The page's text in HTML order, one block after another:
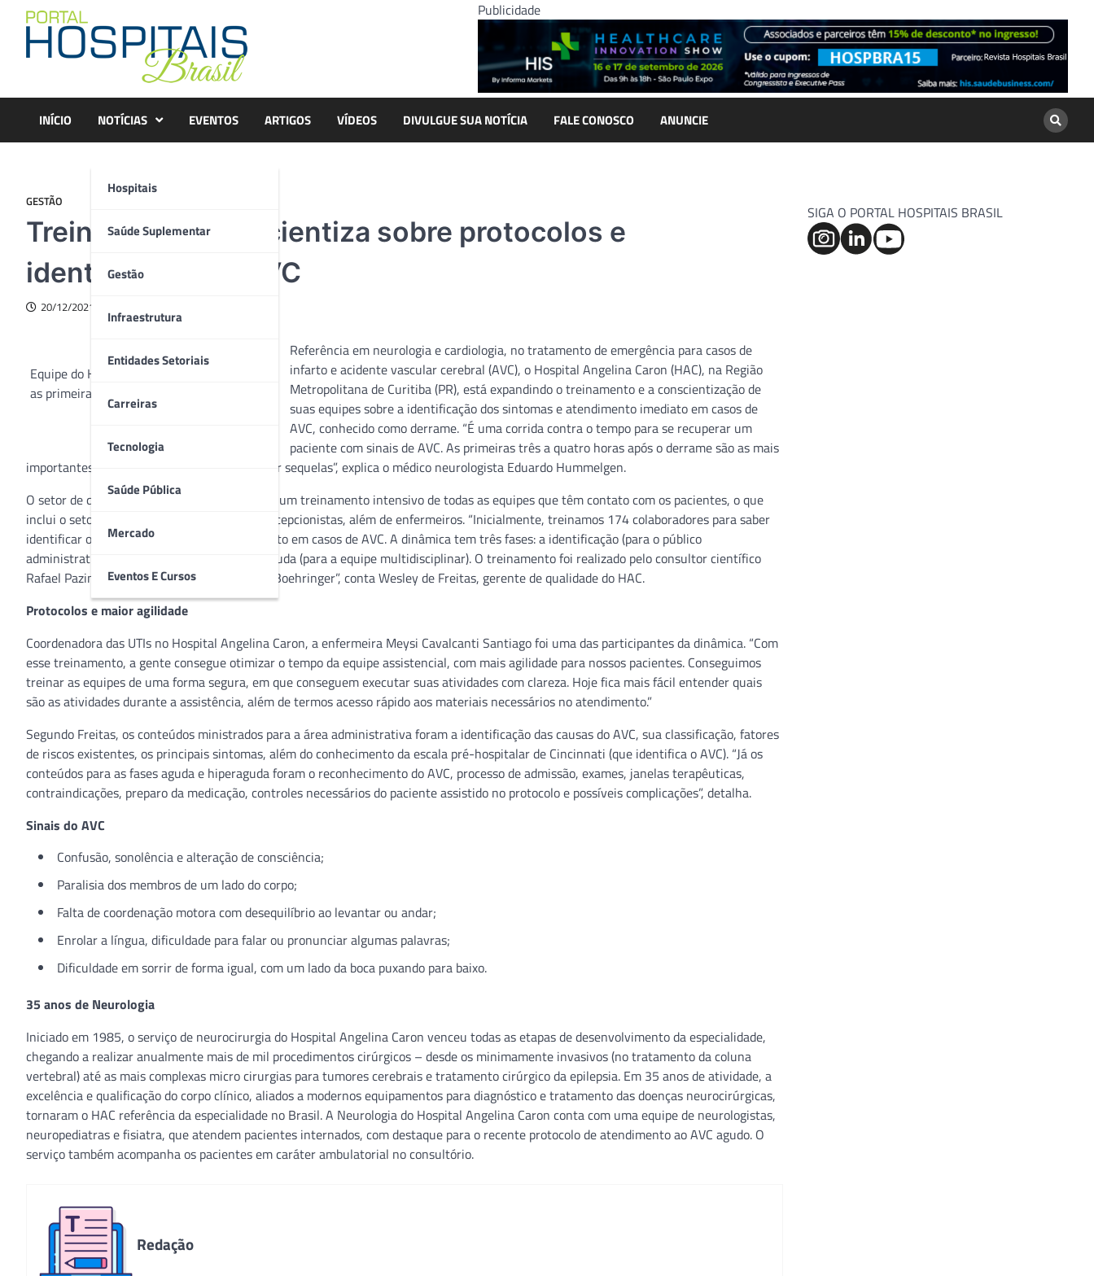
content
Publicidade
INÍCIO NOTÍCIAS
Hospitais
Saúde Suplementar
Gestão
Infraestrutura
Entidades Setoriais
Carreiras
Tecnologia
Saúde Pública
Mercado
Eventos E Cursos
EVENTOS ARTIGOS VÍDEOS DIVULGUE SUA NOTÍCIA FALE CONOSCO ANUNCIE
GESTÃO
Treinamento conscientiza sobre protocolos e
identificação de AVC
20/12/2021
Equipe do HAC em treinamento sobre AVC:
as primeiras três horas são essenciais para
evitar sequelas
Referência em neurologia e cardiologia, no tratamento de emergência para casos de
infarto e acidente vascular cerebral (AVC), o Hospital Angelina Caron (HAC), na Região
Metropolitana de Curitiba (PR), está expandindo o treinamento e a conscientização de
suas equipes sobre a identificação dos sintomas e atendimento imediato em casos de
AVC, conhecido como derrame. “É uma corrida contra o tempo para se recuperar um
paciente com sinais de AVC. As primeiras três a quatro horas após o derrame são as mais
importantes, para estabilizar o quadro e evitar sequelas”, explica o médico neurologista Eduardo Hummelgen.
O setor de qualidade do hospital está fazendo um treinamento intensivo de todas as equipes que têm contato com os pacientes, o que
inclui o setor administrativo, seguranças e recepcionistas, além de enfermeiros. “Inicialmente, treinamos 174 colaboradores para saber
identificar os sintomas e agilizar o atendimento em casos de AVC. A dinâmica tem três fases: a identificação (para o público
administrativo), a fase aguda e a fase hiperaguda (para a equipe multidisciplinar). O treinamento foi realizado pelo consultor científico
Rafael Pazinatto Aguiar, da iniciativa Angels Boehringer”, conta Wesley de Freitas, gerente de qualidade do HAC.
Protocolos e maior agilidade
Coordenadora das UTIs no Hospital Angelina Caron, a enfermeira Meysi Cavalcanti Santiago foi uma das participantes da dinâmica. “Com
esse treinamento, a gente consegue otimizar o tempo da equipe assistencial, com mais agilidade para nossos pacientes. Conseguimos
treinar as equipes de uma forma segura, em que conseguem executar suas atividades com clareza. Hoje fica mais fácil entender quais
são as atividades durante a assistência, além de termos acesso rápido aos materiais necessários no atendimento.”
Segundo Freitas, os conteúdos ministrados para a área administrativa foram a identificação das causas do AVC, sua classificação, fatores
de riscos existentes, os principais sintomas, além do conhecimento da escala pré-hospitalar de Cincinnati (que identifica o AVC). “Já os
conteúdos para as fases aguda e hiperaguda foram o reconhecimento do AVC, processo de admissão, exames, janelas terapêuticas,
contraindicações, preparo da medicação, controles necessários do paciente assistido no protocolo e possíveis complicações”, detalha.
Sinais do AVC
Confusão, sonolência e alteração de consciência;
Paralisia dos membros de um lado do corpo;
Falta de coordenação motora com desequilíbrio ao levantar ou andar;
Enrolar a língua, dificuldade para falar ou pronunciar algumas palavras;
Dificuldade em sorrir de forma igual, com um lado da boca puxando para baixo.
35 anos de Neurologia
Iniciado em 1985, o serviço de neurocirurgia do Hospital Angelina Caron venceu todas as etapas de desenvolvimento da especialidade,
chegando a realizar anualmente mais de mil procedimentos cirúrgicos – desde os minimamente invasivos (no tratamento da coluna
vertebral) até as mais complexas micro cirurgias para tumores cerebrais e tratamento cirúrgico da epilepsia. Em 35 anos de atividade, a
excelência e qualificação do corpo clínico, aliados a modernos equipamentos para diagnóstico e tratamento das doenças neurocirúrgicas,
tornaram o HAC referência da especialidade no Brasil. A Neurologia do Hospital Angelina Caron conta com uma equipe de neurologistas,
neuropediatras e fisiatra, que atendem pacientes internados, com destaque para o recente protocolo de atendimento ao AVC agudo. O
serviço também acompanha os pacientes em caráter ambulatorial no consultório.
Redação
SIGA O PORTAL HOSPITAIS BRASIL